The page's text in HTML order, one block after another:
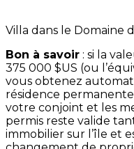
Villa dans le Domaine
Bon à savoir : si la
375 000 $US (ou
vous obtenez
résidence
votre conjoint et les
permis reste valide
immobilier sur l’île et